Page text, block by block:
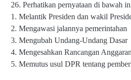
26. Perhatikan pernyataan di bawah
1. Melantik Presiden dan wakil
2. Mengawasi jalannya pemerintahan
3. Mengubah Undang-Undang Dasar
4. Mengesahkan Rancangan
5. Memutus usul DPR tentang